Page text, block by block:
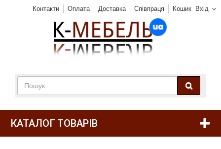
Вхід
Контакти Оплата Доставка Співпраця Кошик
КАТАЛОГ ТОВАРІВ